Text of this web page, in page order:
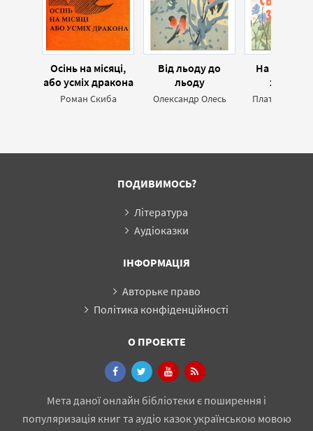
Осінь на місяці,
або усміх дракона
(збірка)
Роман Скиба
Від льоду до
льоду
Олександр Олесь
На своїй
хорошій
Платон
ПОДИВИМОСЬ?
Література
Аудіоказки
ІНФОРМАЦІЯ
Авторьке право
Політика конфіденційності
О ПРОЕКТЕ
Мета даної онлайн бібліотеки є поширення і
популяризація книг та аудіо казок українською мовою